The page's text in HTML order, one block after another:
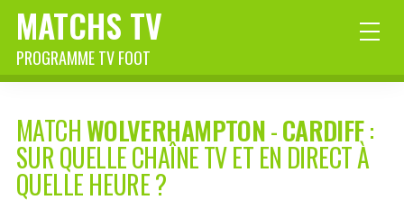
MATCHS TV
PROGRAMME TV FOOT
MATCHWOLVERHAMPTON-CARDIFF:
SUR QUELLE CHAÎNE TV ET EN DIRECT À
QUELLE HEURE ?